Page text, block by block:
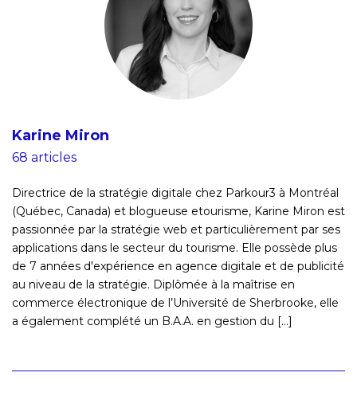
Karine Miron
68 articles
Directrice de la stratégie digitale chez Parkour3 à Montréal
(Québec, Canada) et blogueuse etourisme, Karine Miron est
passionnée par la stratégie web et particulièrement par ses
applications dans le secteur du tourisme. Elle possède plus
de 7 années d'expérience en agence digitale et de publicité
au niveau de la stratégie. Diplômée à la maîtrise en
commerce électronique de l’Université de Sherbrooke, elle
a également complété un B.A.A. en gestion du [...]